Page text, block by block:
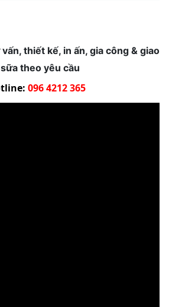
thiết kế, in ấn, gia công & giao
theo yêu cầu
096 4212 365